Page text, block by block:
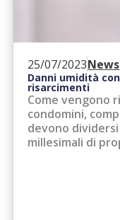
25/07/2023News
Danni umidità
risarcimenti
Come vengono
condomini,
devono
millesimali di